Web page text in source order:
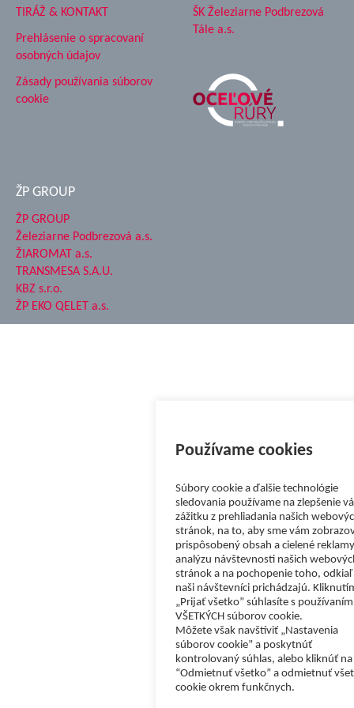
TIRÁŽ & KONTAKT
Prehlásenie o spracovaní
osobných údajov
Zásady používania súborov
cookie
ŠK Železiarne Podbrezová
Tále a.s.
ŽP GROUP
ŽP GROUP
Železiarne Podbrezová a.s.
ŽIAROMAT a.s.
TRANSMESA S.A.U.
KBZ s.r.o.
ŽP EKO QELET a.s.
Používame cookies
Súbory cookie a ďalšie technológie
sledovania používame na zlepšenie
zážitku z prehliadania našich
stránok, na to, aby sme vám
prispôsobený obsah a cielené
analýzu návštevnosti našich
stránok a na pochopenie toho, odkiaľ
naši návštevníci prichádzajú.
„Prijať všetko” súhlasíte s používaním
VŠETKÝCH súborov cookie.
Môžete však navštíviť „Nastavenia
súborov cookie” a poskytnúť
kontrolovaný súhlas, alebo kliknúť na
“Odmietnuť všetko” a odmietnuť
cookie okrem funkčnych.